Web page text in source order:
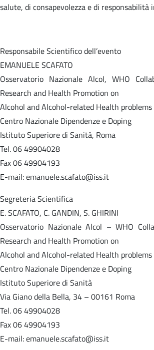
salute, di consapevolezza e di responsabilità
Responsabile Scientifico dell’evento
EMANUELE SCAFATO
Osservatorio Nazionale Alcol, WHO
Research and Health Promotion on
Alcohol and Alcohol-related Health problems
Centro Nazionale Dipendenze e Doping
Istituto Superiore di Sanità, Roma
Tel. 06 49904028
Fax 06 49904193
E-mail: emanuele.scafato@iss.it
Segreteria Scientifica
E. SCAFATO, C. GANDIN, S. GHIRINI
Osservatorio Nazionale Alcol – WHO
Research and Health Promotion on
Alcohol and Alcohol-related Health problems
Centro Nazionale Dipendenze e Doping
Istituto Superiore di Sanità
Via Giano della Bella, 34 – 00161 Roma
Tel. 06 49904028
Fax 06 49904193
E-mail: emanuele.scafato@iss.it